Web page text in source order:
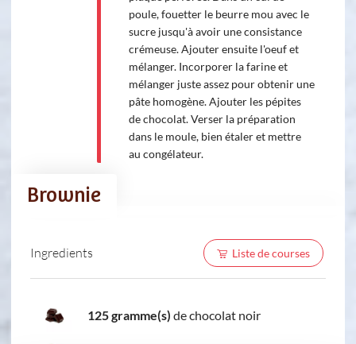
poule, fouetter le beurre mou avec le
sucre jusqu'à avoir une consistance
crémeuse. Ajouter ensuite l'oeuf et
mélanger. Incorporer la farine et
mélanger juste assez pour obtenir une
pâte homogène. Ajouter les pépites
de chocolat. Verser la préparation
dans le moule, bien étaler et mettre
au congélateur.
Brownie
Ingredients Liste de courses
125 gramme(s) de chocolat noir